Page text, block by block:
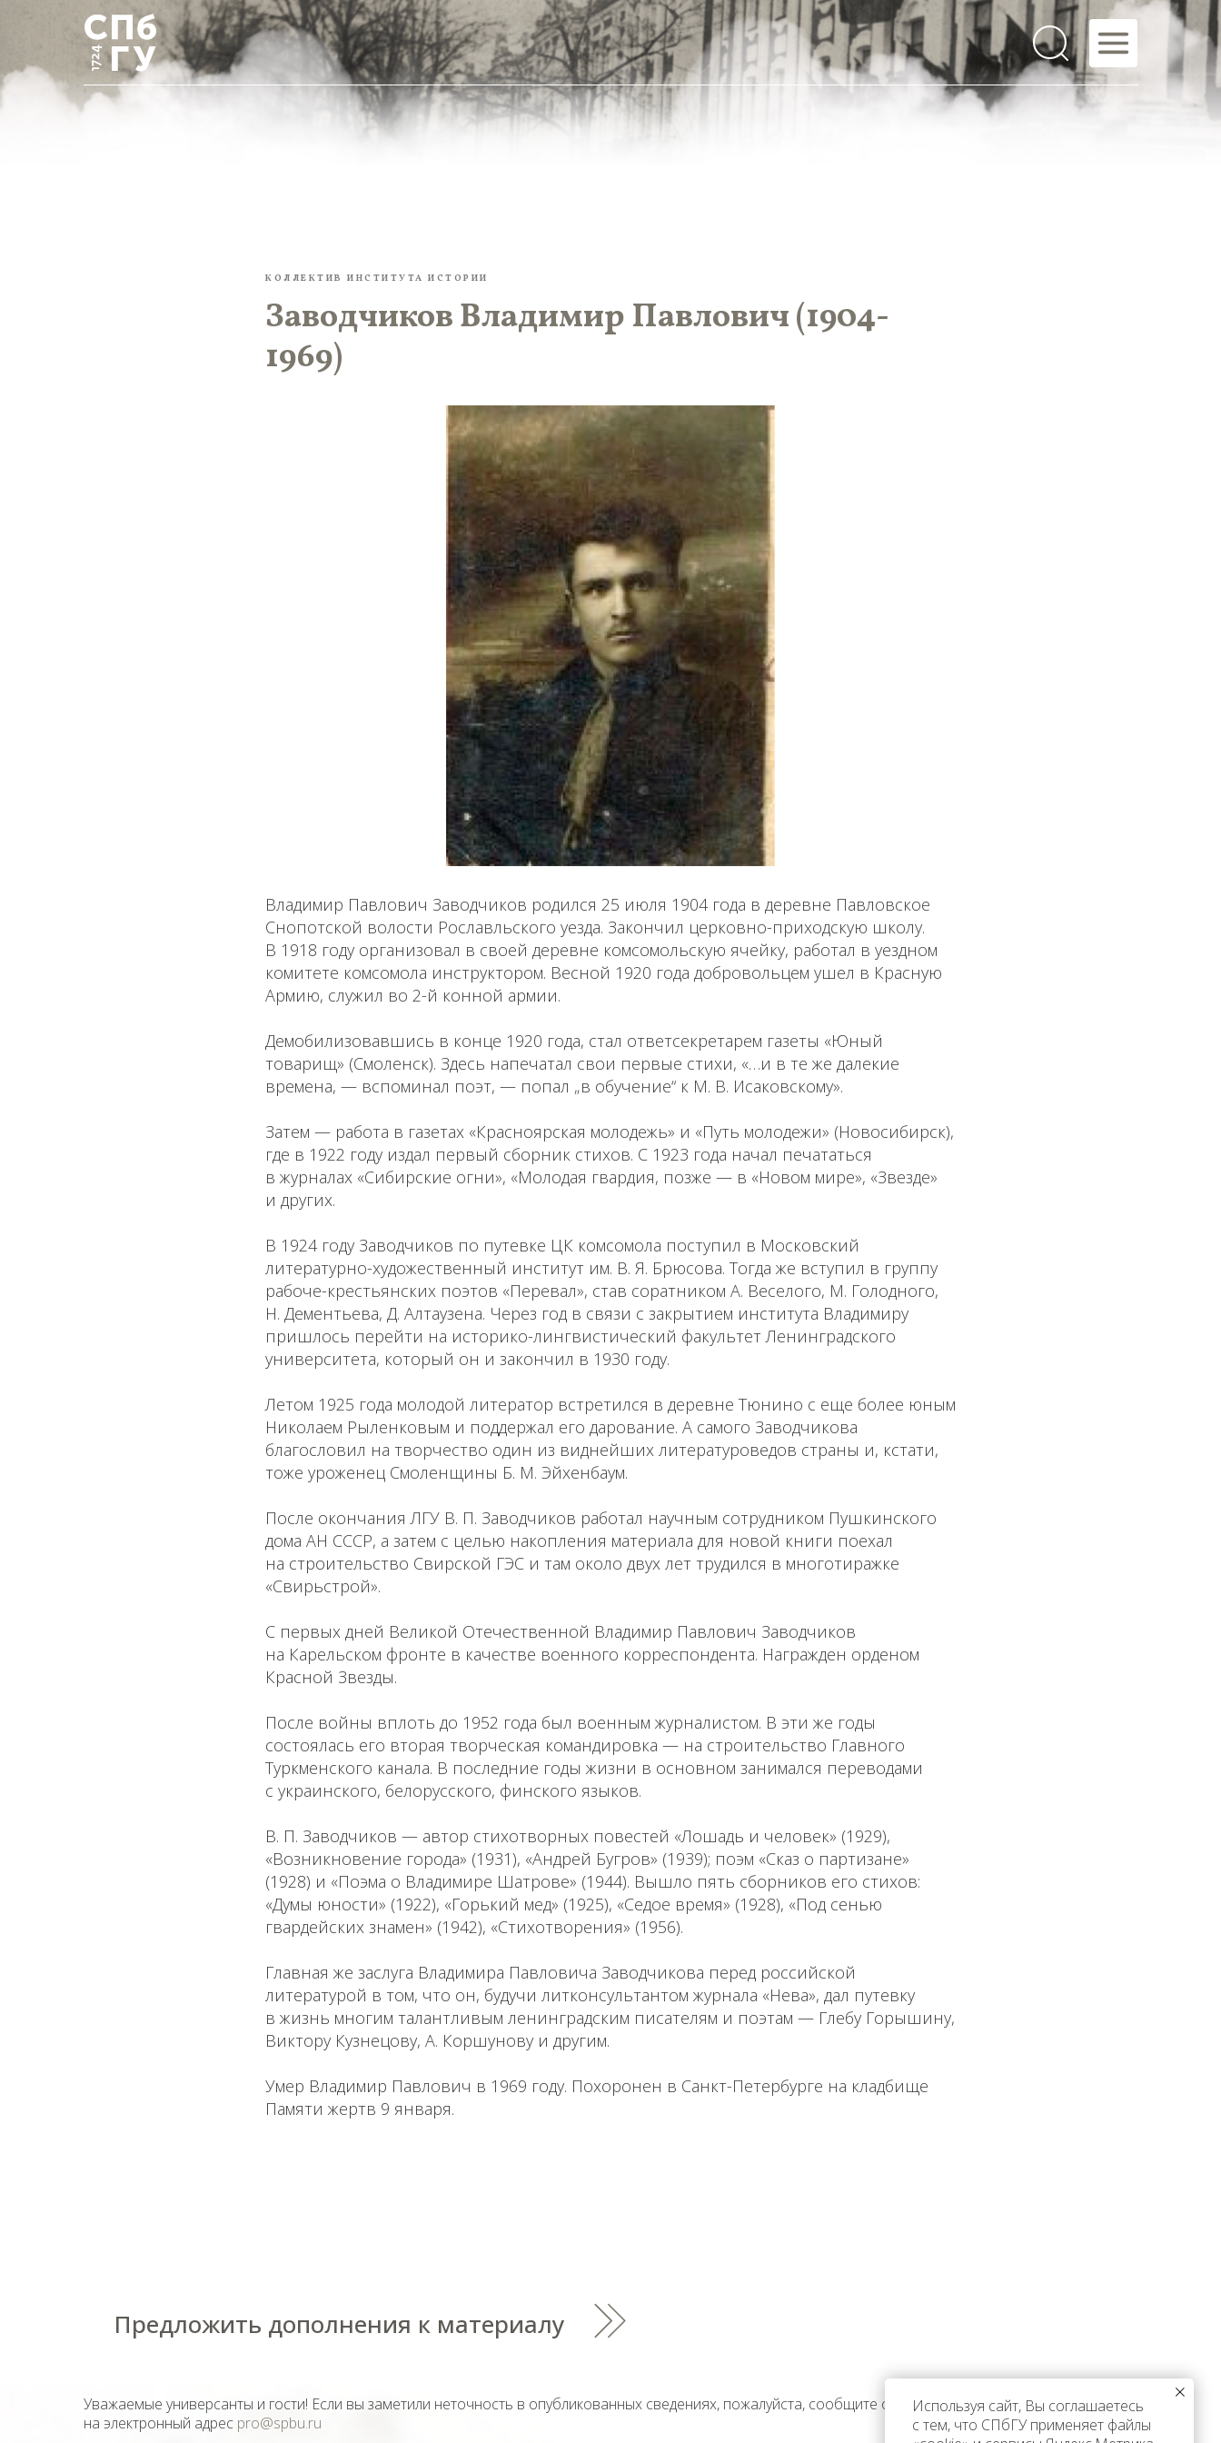
КОЛЛЕКТИВ ИНСТИТУТА ИСТОРИИ
Заводчиков Владимир Павлович (1904-
1969)
Владимир Павлович Заводчиков родился 25 июля 1904 года в деревне Павловское
Снопотской волости Рославльского уезда. Закончил церковно-приходскую школу.
В 1918 году организовал в своей деревне комсомольскую ячейку, работал в уездном
комитете комсомола инструктором. Весной 1920 года добровольцем ушел в Красную
Армию, служил во 2-й конной армии.
Демобилизовавшись в конце 1920 года, стал ответсекретарем газеты «Юный
товарищ» (Смоленск). Здесь напечатал свои первые стихи, «…и в те же далекие
времена, — вспоминал поэт, — попал „в обучение“ к М. В. Исаковскому».
Затем — работа в газетах «Красноярская молодежь» и «Путь молодежи» (Новосибирск),
где в 1922 году издал первый сборник стихов. C 1923 года начал печататься
в журналах «Сибирские огни», «Молодая гвардия, позже — в «Новом мире», «Звезде»
и других.
В 1924 году Заводчиков по путевке ЦК комсомола поступил в Московский
литературно-художественный институт им. В. Я. Брюсова. Тогда же вступил в группу
рабоче-крестьянских поэтов «Перевал», став соратником А. Веселого, М. Голодного,
Н. Дементьева, Д. Алтаузена. Через год в связи с закрытием института Владимиру
пришлось перейти на историко-лингвистический факультет Ленинградского
университета, который он и закончил в 1930 году.
Летом 1925 года молодой литератор встретился в деревне Тюнино с еще более юным
Николаем Рыленковым и поддержал его дарование. А самого Заводчикова
благословил на творчество один из виднейших литературоведов страны и, кстати,
тоже уроженец Смоленщины Б. М. Эйхенбаум.
После окончания ЛГУ В. П. Заводчиков работал научным сотрудником Пушкинского
дома АН СССР, а затем с целью накопления материала для новой книги поехал
на строительство Свирской ГЭС и там около двух лет трудился в многотиражке
«Свирьстрой».
С первых дней Великой Отечественной Владимир Павлович Заводчиков
на Карельском фронте в качестве военного корреспондента. Награжден орденом
Красной Звезды.
После войны вплоть до 1952 года был военным журналистом. В эти же годы
состоялась его вторая творческая командировка — на строительство Главного
Туркменского канала. В последние годы жизни в основном занимался переводами
с украинского, белорусского, финского языков.
В. П. Заводчиков — автор стихотворных повестей «Лошадь и человек» (1929),
«Возникновение города» (1931), «Андрей Бугров» (1939); поэм «Сказ о партизане»
(1928) и «Поэма о Владимире Шатрове» (1944). Вышло пять сборников его стихов:
«Думы юности» (1922), «Горький мед» (1925), «Седое время» (1928), «Под сенью
гвардейских знамен» (1942), «Стихотворения» (1956).
Главная же заслуга Владимира Павловича Заводчикова перед российской
литературой в том, что он, будучи литконсультантом журнала «Нева», дал путевку
в жизнь многим талантливым ленинградским писателям и поэтам — Глебу Горышину,
Виктору Кузнецову, А. Коршунову и другим.
Умер Владимир Павлович в 1969 году. Похоронен в Санкт-Петербурге на кладбище
Памяти жертв 9 января.
Предложить дополнения к материалу
Уважаемые универсанты и гости! Если вы заметили неточность в опубликованных сведениях, пожалуйста, сообщите об этом
на электронный адрес pro@spbu.ru
Используя сайт, Вы соглашаетесь
с тем, что СПбГУ применяет файлы